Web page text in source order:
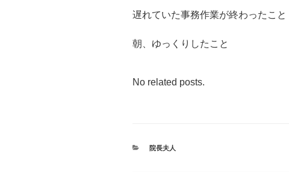
遅れていた事務作業が終わったこと
朝、ゆっくりしたこと
No related posts.
カ
院長夫人